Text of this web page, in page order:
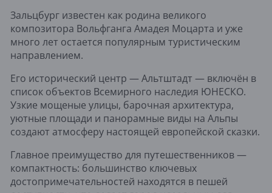
Зальцбург известен как родина великого
композитора Вольфганга Амадея Моцарта и уже
много лет остается популярным туристическим
направлением.
Его исторический центр — Альтштадт — включён в
список объектов Всемирного наследия ЮНЕСКО.
Узкие мощеные улицы, барочная архитектура,
уютные площади и панорамные виды на Альпы
создают атмосферу настоящей европейской сказки.
Главное преимущество для путешественников —
компактность: большинство ключевых
достопримечательностей находятся в пешей